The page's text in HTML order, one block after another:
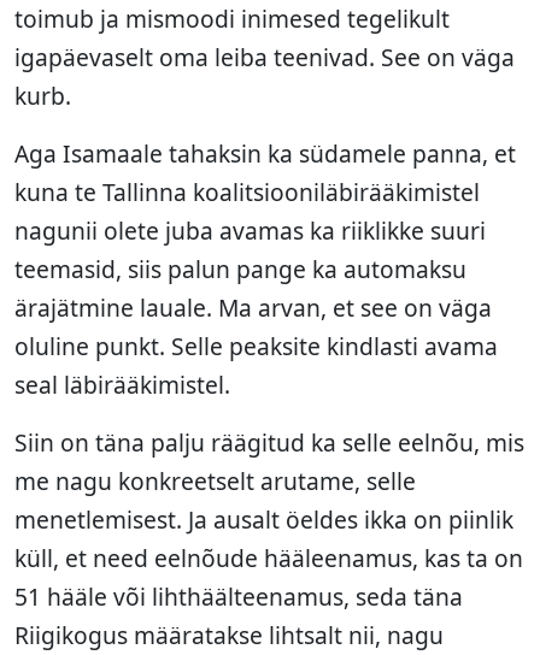
toimub ja mismoodi inimesed tegelikult
igapäevaselt oma leiba teenivad. See on väga
kurb.
Aga Isamaale tahaksin ka südamele panna, et
kuna te Tallinna koalitsiooniläbirääkimistel
nagunii olete juba avamas ka riiklikke suuri
teemasid, siis palun pange ka automaksu
ärajätmine lauale. Ma arvan, et see on väga
oluline punkt. Selle peaksite kindlasti avama
seal läbirääkimistel.
Siin on täna palju räägitud ka selle eelnõu, mis
me nagu konkreetselt arutame, selle
menetlemisest. Ja ausalt öeldes ikka on piinlik
küll, et need eelnõude hääleenamus, kas ta on
51 hääle või lihthäälteenamus, seda täna
Riigikogus määratakse lihtsalt nii, nagu